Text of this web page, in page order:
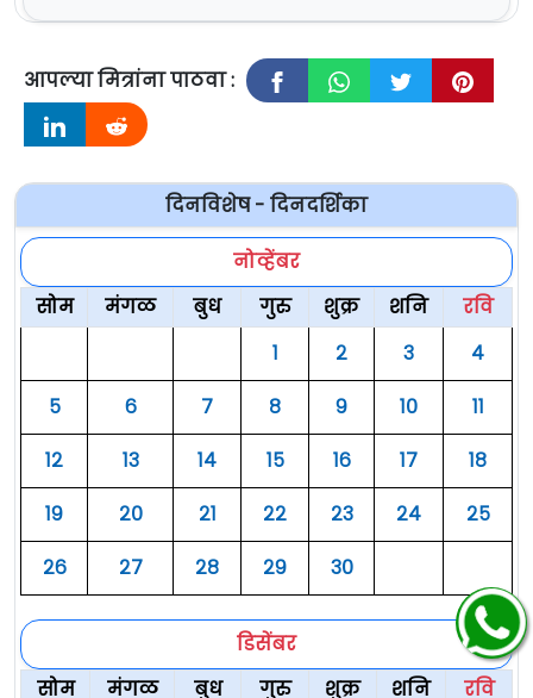
आपल्या मित्रांना पाठवा :
दिनविशेष - दिनदर्शिका
नोव्हेंबर
सोम
मंगळ बुध गुरु शुक्र शनि
रवि
१
२ ३
४
५
६ ७ ८ ९ १०
११
१२
१३ १४ १५ १६ १७
१८
१९
२० २१ २२ २३ २४
२५
२६
२७ २८ २९ ३०
डिसेंबर
सोम
मंगळ बुध गुरु शुक्र शनि
रवि